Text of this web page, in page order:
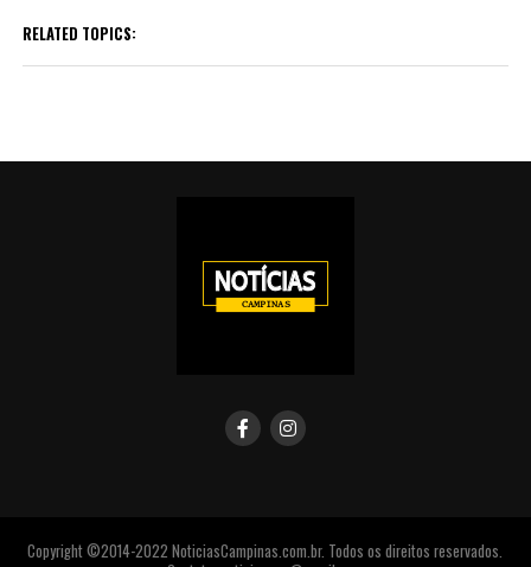
RELATED TOPICS:
Copyright ©2014-2022 NoticiasCampinas.com.br. Todos os direitos reservados.